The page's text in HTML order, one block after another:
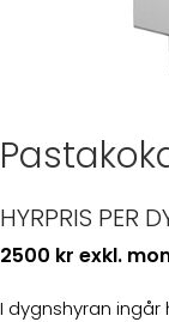
HYRPRIS PER
2500 kr exkl.
I dygnshyran